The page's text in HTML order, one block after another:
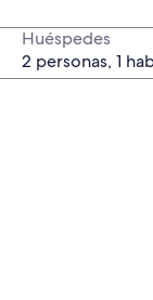
Huéspedes